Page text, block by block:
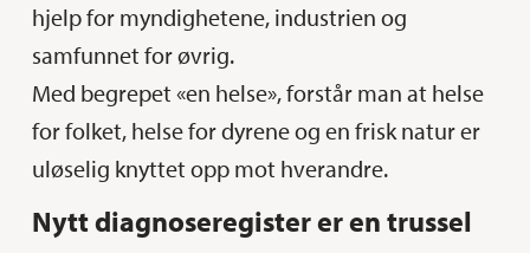
hjelp for myndighetene, industrien og
samfunnet for øvrig.
Med begrepet «en helse», forstår man at helse
for folket, helse for dyrene og en frisk natur er
uløselig knyttet opp mot hverandre.
Nytt diagnoseregister er en trussel